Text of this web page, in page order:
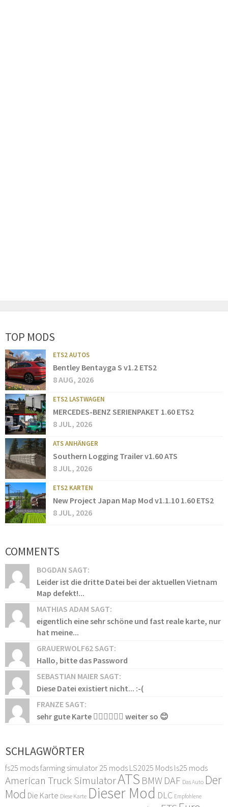
TOP MODS
ETS2 AUTOS
Bentley Bentayga S v1.2 ETS2
8 AUG, 2026
ETS2 LASTWAGEN
MERCEDES-BENZ SERIENPAKET 1.60 ETS2
8 JUL, 2026
ATS ANHÄNGER
Southern Logging Trailer v1.60 ATS
8 JUL, 2026
ETS2 KARTEN
New Project Japan Map Mod v1.1.10 1.60 ETS2
8 JUL, 2026
COMMENTS
BOGDAN SAGT:
Leider ist die dritte Datei bei der aktuellen Vietnam
Map defekt!...
MATHIAS ADAM SAGT:
eigentlich eine sehr schöne und fast reale karte, nur
hat meine...
GRAUERWOLF62 SAGT:
Hallo, bitte das Password
SEBASTIAN MAIER SAGT:
Diese Datei existiert nicht... :-(
FRANZE SAGT:
sehr gute Karte 👍🏻👍🏻👍🏻 weiter so 😊
SCHLAGWÖRTER
fs25 modsfarming simulator 25 mods LS2025 Mods ls25 mods
American Truck SimulatorATS BMW DAF Das Auto Der
Mod Die Karte Diese Karte Dieser Mod DLC Empfohlene